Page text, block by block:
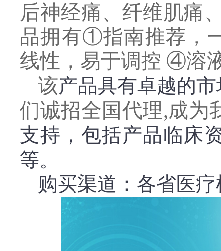
后神经痛、纤维肌痛
品拥有①指南推荐，
线性，易于调控 ④溶
该产品具有卓越的
们诚招全国代理,成为
支持，包括产品临床
等。
购买渠道：各省医